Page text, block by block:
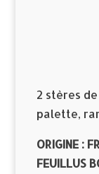
2 stères
palette,
ORIGINE :
FEUILLUS